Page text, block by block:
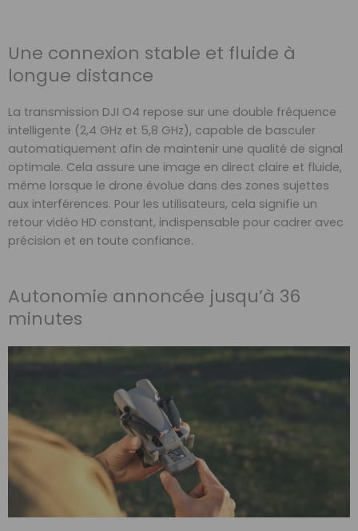
Une connexion stable et fluide à
longue distance
La transmission DJI O4 repose sur une double fréquence
intelligente (2,4 GHz et 5,8 GHz), capable de basculer
automatiquement afin de maintenir une qualité de signal
optimale. Cela assure une image en direct claire et fluide,
même lorsque le drone évolue dans des zones sujettes
aux interférences. Pour les utilisateurs, cela signifie un
retour vidéo HD constant, indispensable pour cadrer avec
précision et en toute confiance.
Autonomie annoncée jusqu’à 36
minutes